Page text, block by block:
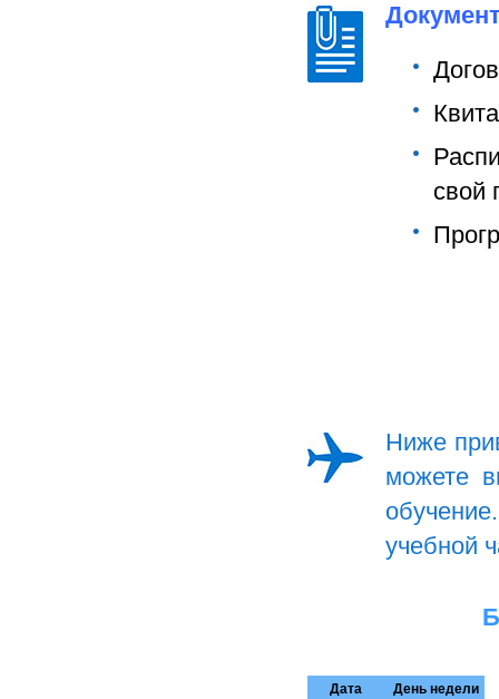
свой
Ниже
можете
учебной
Дата
День недели